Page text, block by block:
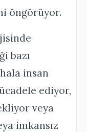
öngörüyor.
bazı
insan
ediyor,
veya
imkansız